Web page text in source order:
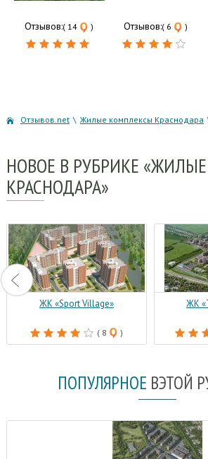
Отзывов:( 14 ) Отзывов:( 6 )
Отзывов.net \ Жилые комплексы Краснодара
НОВОЕ В РУБРИКЕ
КРАСНОДАРА»
ЖК «Sport Village»
( 8 )
ЖК
ПОПУЛЯРНОЕ ВЭТОЙ